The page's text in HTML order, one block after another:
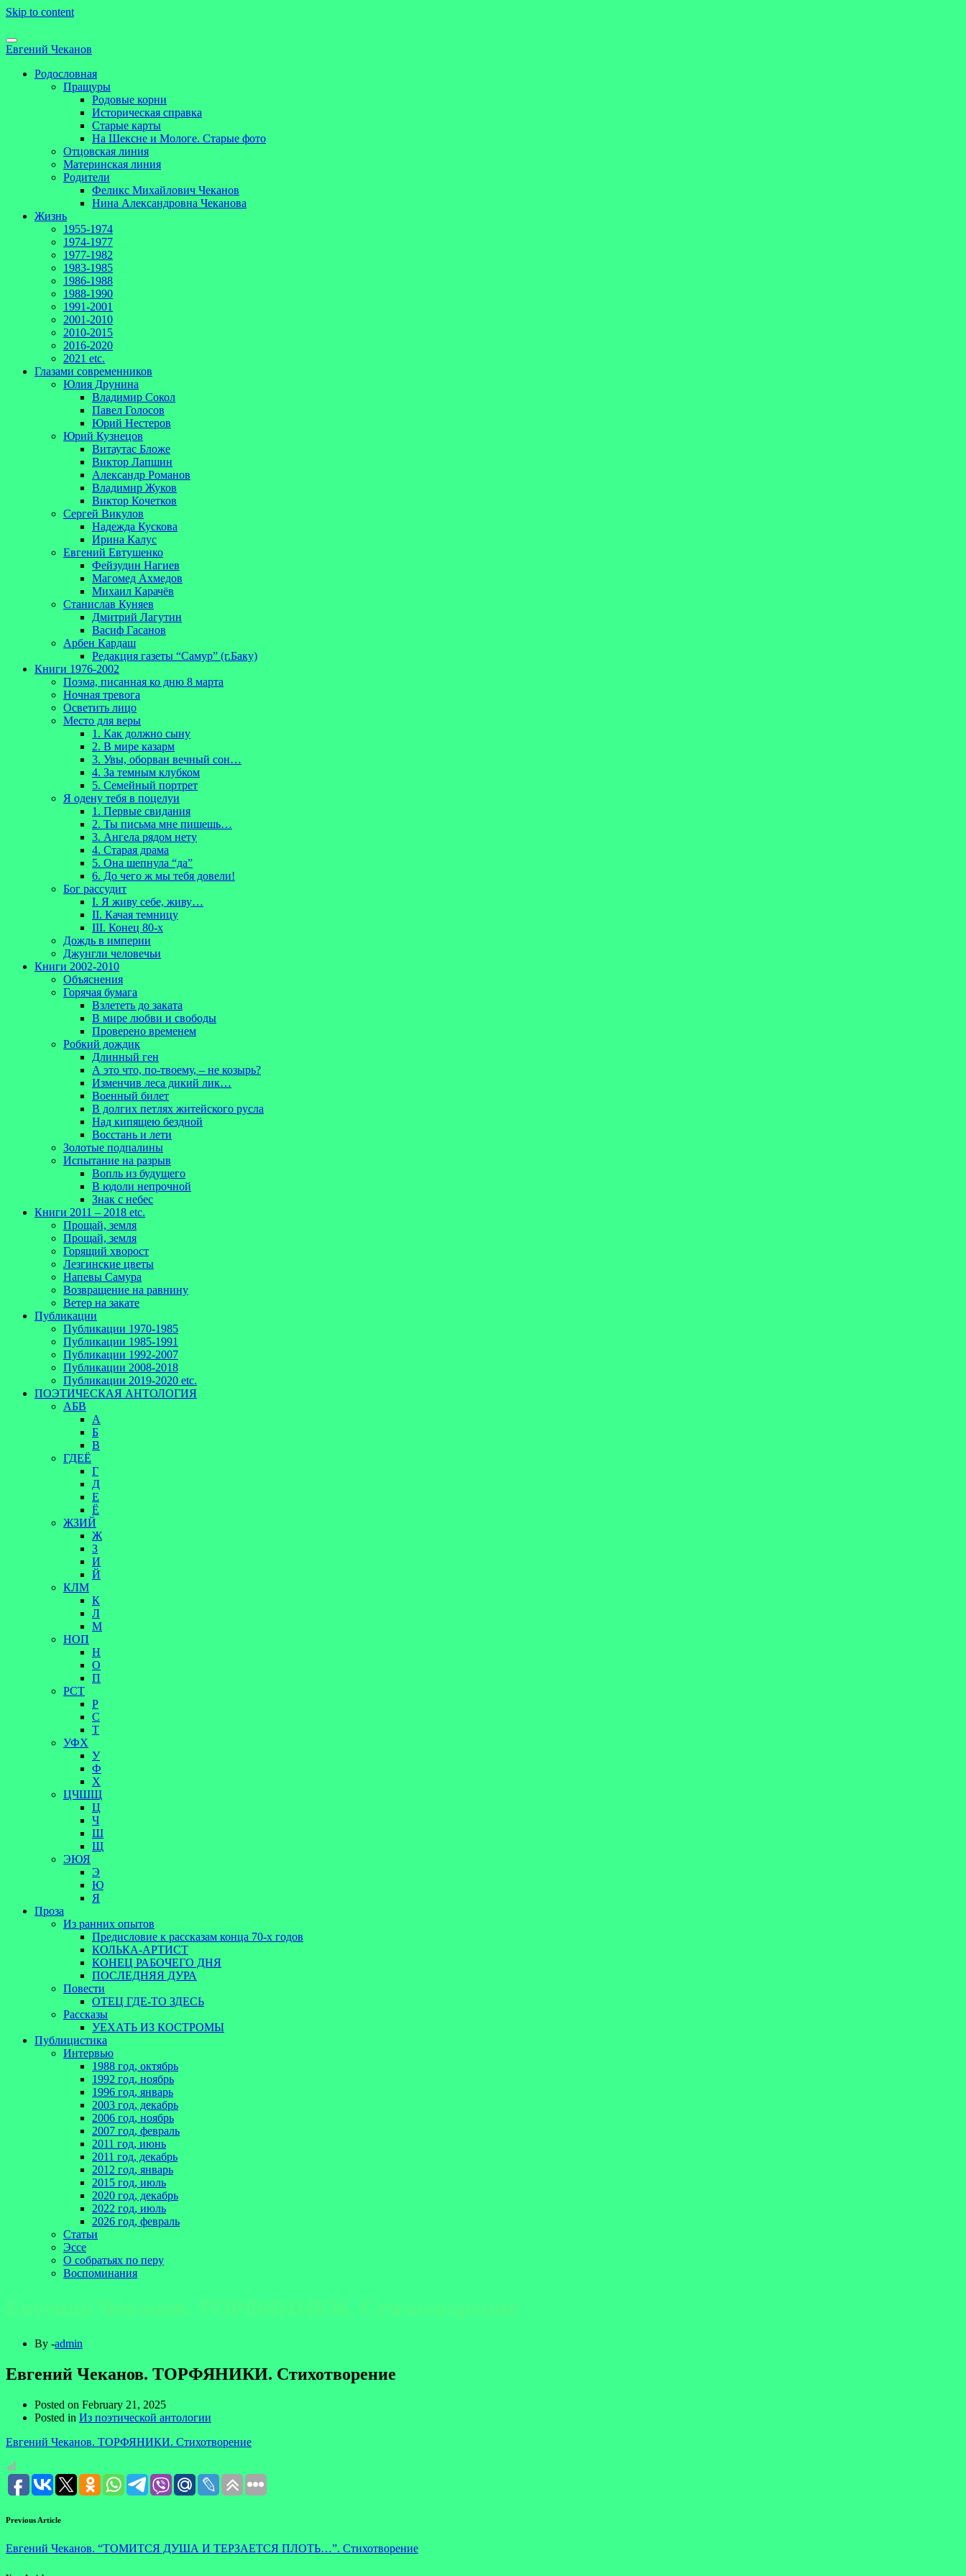
Skip to content
Евгений Чеканов
Родословная
Пращуры
Родовые корни
Историческая справка
Старые карты
На Шексне и Мологе. Старые фото
Отцовская линия
Материнская линия
Родители
Феликс Михайлович Чеканов
Нина Александровна Чеканова
Жизнь
1955-1974
1974-1977
1977-1982
1983-1985
1986-1988
1988-1990
1991-2001
2001-2010
2010-2015
2016-2020
2021 etc.
Глазами современников
Юлия Друнина
Владимир Сокол
Павел Голосов
Юрий Нестеров
Юрий Кузнецов
Витаутас Бложе
Виктор Лапшин
Александр Романов
Владимир Жуков
Виктор Кочетков
Сергей Викулов
Надежда Кускова
Ирина Калус
Евгений Евтушенко
Фейзудин Нагиев
Магомед Ахмедов
Михаил Карачёв
Станислав Куняев
Дмитрий Лагутин
Васиф Гасанов
Арбен Кардаш
Редакция газеты “Самур” (г.Баку)
Книги 1976-2002
Поэма, писанная ко дню 8 марта
Ночная тревога
Осветить лицо
Место для веры
1. Как должно сыну
2. В мире казарм
3. Увы, оборван вечный сон…
4. За темным клубком
5. Семейный портрет
Я одену тебя в поцелуи
1. Первые свидания
2. Ты письма мне пишешь…
3. Ангела рядом нету
4. Старая драма
5. Она шепнула “да”
6. До чего ж мы тебя довели!
Бог рассудит
I. Я живу себе, живу…
II. Качая темницу
III. Конец 80-х
Дождь в империи
Джунгли человечьи
Книги 2002-2010
Объяснения
Горячая бумага
Взлететь до заката
В мире любви и свободы
Проверено временем
Робкий дождик
Длинный ген
А это что, по-твоему, – не козырь?
Изменчив леса дикий лик…
Военный билет
В долгих петлях житейского русла
Над кипящею бездной
Восстань и лети
Золотые подпалины
Испытание на разрыв
Вопль из будущего
В юдоли непрочной
Знак с небес
Книги 2011 – 2018 etc.
Прощай, земля
Прощай, земля
Горящий хворост
Лезгинские цветы
Напевы Самура
Возвращение на равнину
Ветер на закате
Публикации
Публикации 1970-1985
Публикации 1985-1991
Публикации 1992-2007
Публикации 2008-2018
Публикации 2019-2020 etc.
ПОЭТИЧЕСКАЯ АНТОЛОГИЯ
АБВ
А
Б
В
ГДЕЁ
Г
Д
Е
Ё
ЖЗИЙ
Ж
З
И
Й
КЛМ
К
Л
М
НОП
Н
О
П
РСТ
Р
С
Т
УФХ
У
Ф
Х
ЦЧШЩ
Ц
Ч
Ш
Щ
ЭЮЯ
Э
Ю
Я
Проза
Из ранних опытов
Предисловие к рассказам конца 70-х годов
КОЛЬКА-АРТИСТ
КОНЕЦ РАБОЧЕГО ДНЯ
ПОСЛЕДНЯЯ ДУРА
Повести
ОТЕЦ ГДЕ-ТО ЗДЕСЬ
Рассказы
УЕХАТЬ ИЗ КОСТРОМЫ
Публицистика
Интервью
1988 год, октябрь
1992 год, ноябрь
1996 год, январь
2003 год, декабрь
2006 год, ноябрь
2007 год, февраль
2011 год, июнь
2011 год, декабрь
2012 год, январь
2015 год, июль
2020 год, декабрь
2022 год, июль
2026 год, февраль
Статьи
Эссе
О собратьях по перу
Воспоминания
By -admin
Евгений Чеканов. ТОРФЯНИКИ. Стихотворение
Posted on February 21, 2025
Posted in Из поэтической антологии
Евгений Чеканов. ТОРФЯНИКИ. Стихотворение
Previous Article
Евгений Чеканов. “ТОМИТСЯ ДУША И ТЕРЗАЕТСЯ ПЛОТЬ…”. Стихотворение